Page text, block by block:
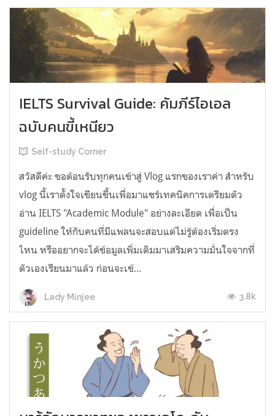
IELTS Survival Guide: คัมภีร์ไอเอล
ฉบับคนขี้เหนียว
Self-study Corner
สวัสดีค่ะ ขอต้อนรับทุกคนเข้าสู่ Vlog แรกของเราค่า สำหรับ
vlog นี้เราตั้งใจเขียนขึ้นเพื่อมาแชร์เทคนิคการเตรียมตัว
อ่าน IELTS "Academic Module" อย่างละเอียด เพื่อเป็น
guideline ให้กับคนที่มีแพลนจะสอบแต่ไม่รู้ต้องเริ่มตรง
ไหน หรืออยากจะได้ข้อมูลเพิ่มเติมมาเสริมความมั่นใจจากที่
ตัวเองเรียนมาแล้ว ก่อนจะเข้...
Lady Minjee 3.8k